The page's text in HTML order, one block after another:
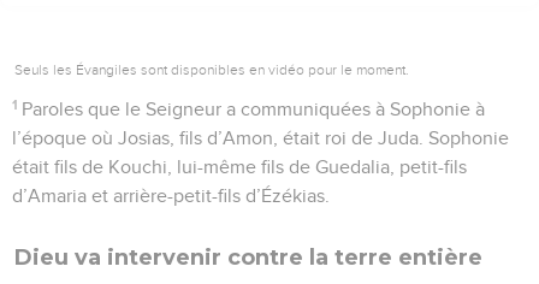
Seuls les Évangiles sont disponibles en vidéo pour le moment.
1 Paroles que le Seigneur a communiquées à Sophonie à
l’époque où Josias, fils d’Amon, était roi de Juda. Sophonie
était fils de Kouchi, lui-même fils de Guedalia, petit-fils
d’Amaria et arrière-petit-fils d’Ézékias.
Dieu va intervenir contre la terre entière